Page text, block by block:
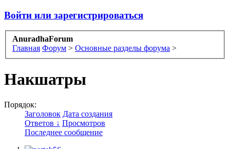
Войти или зарегистрироваться
AnuradhaForum
Главная Форум > Основные разделы форума >
Накшатры
Порядок:
Заголовок Дата создания
Ответов ↓ Просмотров
Последнее сообщение